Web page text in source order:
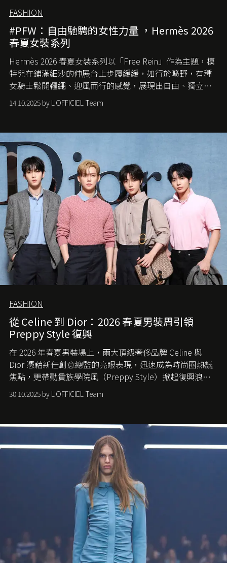
FASHION
#PFW：自由馳騁的女性力量 ，Hermès 2026
春夏女裝系列
Hermès 2026 春夏女裝系列以「Free Rein」作為主題，模
特兒在鋪滿細沙的伸展台上步履緩緩，如行於曠野，有種
女騎士鬆開韁繩、迎風而行的感覺，展現出自由、獨立與
從容的態度。
14.10.2025 by L'OFFICIEL Team
FASHION
從 Celine 到 Dior：2026 春夏男裝周引領
Preppy Style 復興
在 2026 年春夏男裝場上，兩大頂級奢侈品牌 Celine 與
Dior 憑藉新任創意總監的亮眼表現，迅速成為時尚圈熱議
焦點，更帶動貴族學院風（Preppy Style）掀起復興浪
潮，讓這股經典風格再度回到大眾視線。
30.10.2025 by L'OFFICIEL Team